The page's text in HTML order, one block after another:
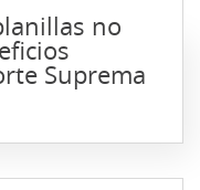
no
Suprema